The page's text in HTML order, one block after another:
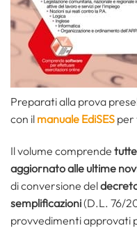
Preparati alla prova
con il manuale EdiSES per
Il volume comprende
aggiornato alle ultime
di conversione del
semplificazioni(D.L. 76/
provvedimenti approvati